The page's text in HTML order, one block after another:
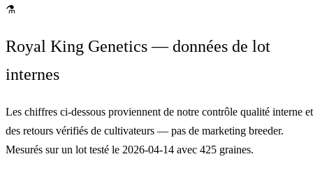
⚗
Royal King Genetics — données de lot
internes
Les chiffres ci-dessous proviennent de notre contrôle qualité interne et
des retours vérifiés de cultivateurs — pas de marketing breeder.
Mesurés sur un lot testé le 2026-04-14 avec 425 graines.